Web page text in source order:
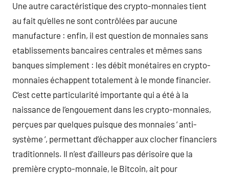
Une autre caractéristique des crypto-monnaies tient
au fait qu’elles ne sont contrôlées par aucune
manufacture : enfin, il est question de monnaies sans
etablissements bancaires centrales et mêmes sans
banques simplement : les débit monétaires en crypto-
monnaies échappent totalement à le monde financier.
C’est cette particularité importante qui a été à la
naissance de l’engouement dans les crypto-monnaies,
perçues par quelques puisque des monnaies ‘ anti-
système ‘, permettant d’échapper aux clocher financiers
traditionnels. Il n’est d’ailleurs pas dérisoire que la
première crypto-monnaie, le Bitcoin, ait pour